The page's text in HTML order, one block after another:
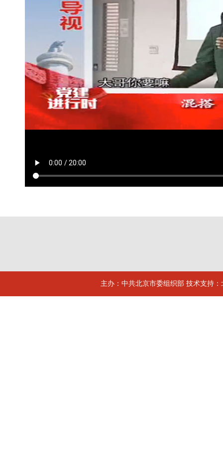
主办：中共北京市委组织部 技术支持